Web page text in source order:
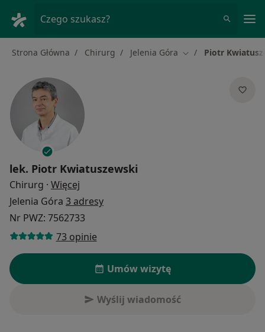
Czego szukasz?
Strona Główna Chirurg Jelenia Góra Zmień miasto
Piotr
lek. Piotr Kwiatuszewski
Chirurg · Więcej
Jelenia Góra 3 adresy
Nr PWZ: 7562733
73 opinie
Umów wizytę
Wyślij wiadomość